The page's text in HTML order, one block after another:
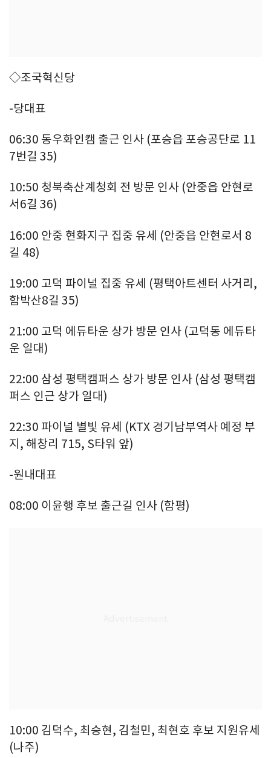
◇조국혁신당
-당대표
06:30 동우화인캠 출근 인사 (포승읍 포승공단로 11
7번길 35)
10:50 청북축산계청회 전 방문 인사 (안중읍 안현로
서6길 36)
16:00 안중 현화지구 집중 유세 (안중읍 안현로서 8
길 48)
19:00 고덕 파이널 집중 유세 (평택아트센터 사거리,
함박산8길 35)
21:00 고덕 에듀타운 상가 방문 인사 (고덕동 에듀타
운 일대)
22:00 삼성 평택캠퍼스 상가 방문 인사 (삼성 평택캠
퍼스 인근 상가 일대)
22:30 파이널 별빛 유세 (KTX 경기남부역사 예정 부
지, 해창리 715, S타워 앞)
-원내대표
08:00 이윤행 후보 출근길 인사 (함평)
10:00 김덕수, 최승현, 김철민, 최현호 후보 지원유세
(나주)